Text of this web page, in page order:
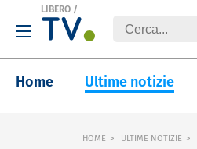
LIBERO /
Home Ultime notizie
HOME ULTIME NOTIZIE